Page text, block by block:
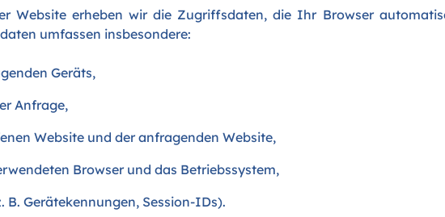
Website erheben wir die Zugriffsdaten, die Ihr Browser
umfassen insbesondere:
Geräts,
Anfrage,
Website und der anfragenden Website,
Browser und das Betriebssystem,
B. Gerätekennungen, Session-IDs).